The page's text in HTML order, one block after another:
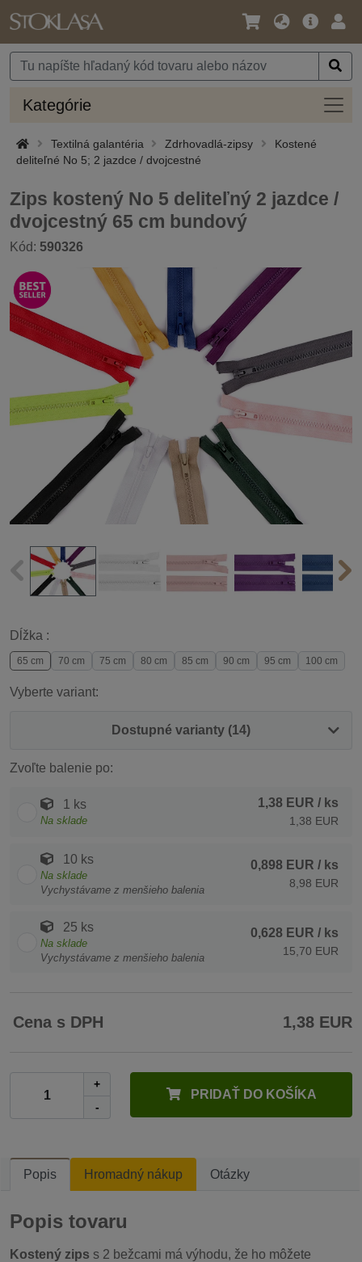
Jazyk
Mena
Hlavná
Kategórie
Textilná galantéria Zdrhovadlá-zipsy
Kostené
deliteľné No 5; 2 jazdce / dvojcestné
Zips kostený No 5 deliteľný 2 jazdce /
dvojcestný 65 cm bundový
Kód: 590326
Dĺžka :
65 cm 70 cm 75 cm 80 cm 85 cm 90 cm 95 cm 100 cm
Vyberte variant:
Dostupné varianty (14)
Zvoľte balenie po:
1 ks
Na sklade
1,38 EUR / ks
1,38 EUR
10 ks
Na sklade
Vychystávame z menšieho balenia
0,898 EUR / ks
8,98 EUR
25 ks
Na sklade
Vychystávame z menšieho balenia
0,628 EUR / ks
15,70 EUR
Cena s DPH 1,38 EUR
+
-
PRIDAŤ DO KOŠÍKA
Popis Hromadný nákup Otázky
Popis tovaru
Kostený zips s 2 bežcami má výhodu, že ho môžete